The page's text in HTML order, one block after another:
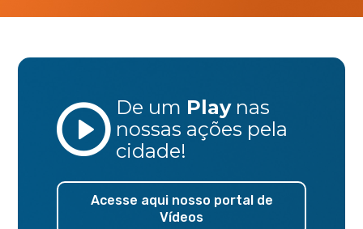
De um Play nas
nossas ações pela
cidade!
Acesse aqui nosso portal de
Vídeos